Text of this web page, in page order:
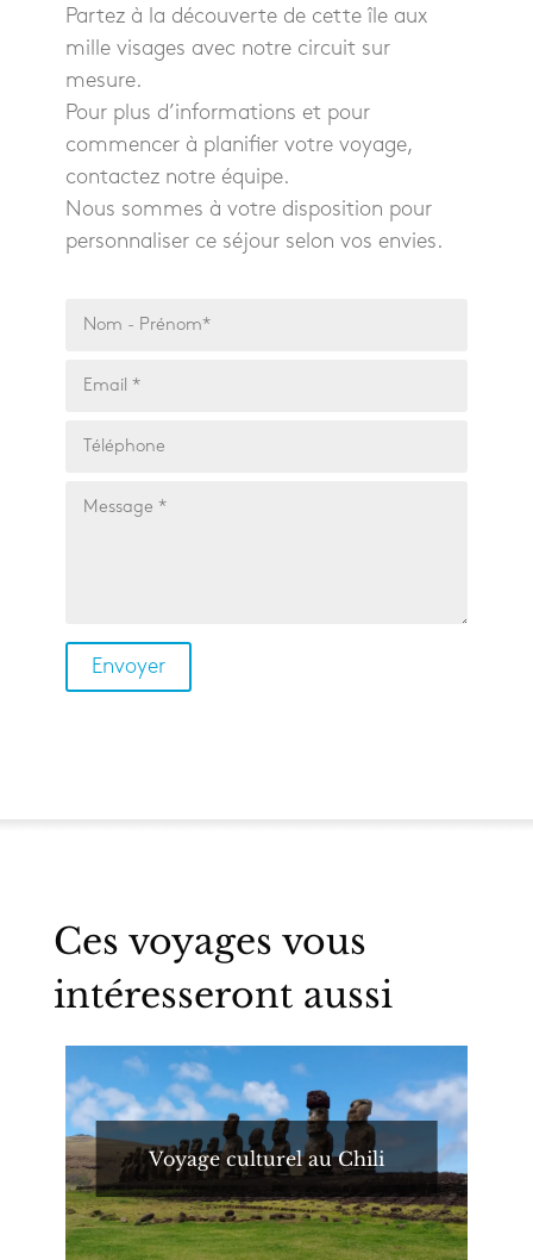
Partez à la découverte de cette île aux
mille visages avec notre circuit sur
mesure.
Pour plus d’informations et pour
commencer à planifier votre voyage,
contactez notre équipe.
Nous sommes à votre disposition pour
personnaliser ce séjour selon vos envies.
Ces voyages vous
intéresseront aussi
Voyage culturel au Chili